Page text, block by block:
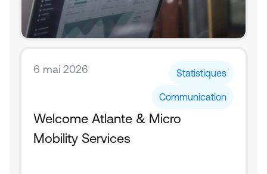
6 mai 2026 Statistiques
Communication
Welcome Atlante & Micro
Mobility Services